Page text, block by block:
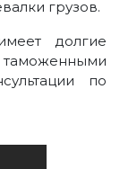
грузов.
долгие
по